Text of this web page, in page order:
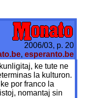
2006/03, p. 20
,esperanto.be
ke tute ne
la kulturon.
por franco la
nomantaj sin